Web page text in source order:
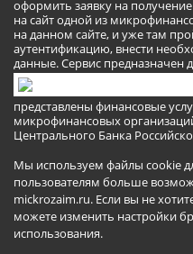
оформить заявку на
на сайт одной из
на данном сайте, и уже там
аутентификацию, внести
данные. Сервис предназначен
представлены финансовые
микрофинансовых
Центрального Банка
Мы используем файлы cookie
пользователям больше
mickrozaim.ru. Если вы не
можете изменить настройки
использования.